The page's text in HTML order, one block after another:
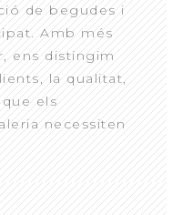
de begudes i
Amb més
ens distingim
la qualitat,
els
necessiten